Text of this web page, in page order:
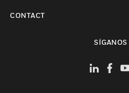
CONTACT
SÍGANOS